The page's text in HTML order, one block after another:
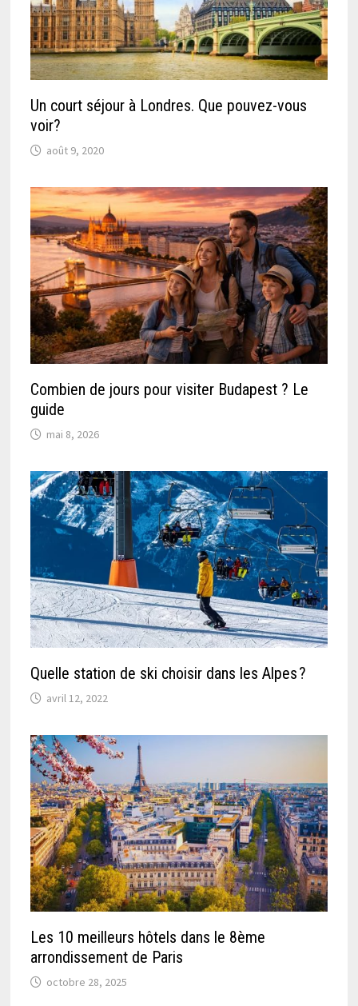
Un court séjour à Londres. Que pouvez-vous
voir?
août 9, 2020
Combien de jours pour visiter Budapest ? Le
guide
mai 8, 2026
Quelle station de ski choisir dans les Alpes ?
avril 12, 2022
Les 10 meilleurs hôtels dans le 8ème
arrondissement de Paris
octobre 28, 2025